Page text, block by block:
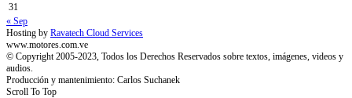
31
« Sep
Hosting by Ravatech Cloud Services
www.motores.com.ve
© Copyright 2005-2023, Todos los Derechos Reservados sobre textos, imágenes, videos y
audios.
Producción y mantenimiento: Carlos Suchanek
Scroll To Top